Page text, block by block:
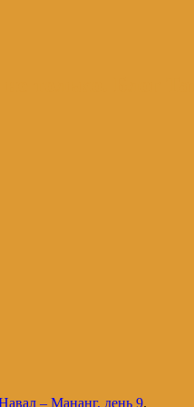
– Мананг, день 9.